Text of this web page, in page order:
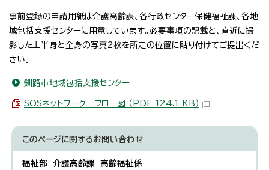
事前登録の申請用紙は介護高齢課、各行政センター保健福祉課、各地
域包括支援センターに用意しています。必要事項の記載と、直近に撮
影した上半身と全身の写真2枚を所定の位置に貼り付けてご提出くだ
さい。
釧路市地域包括支援センター
SOSネットワーク フロー図 （PDF 124.1 KB）
このページに関するお問い合わせ
福祉部 介護高齢課 高齢福祉係